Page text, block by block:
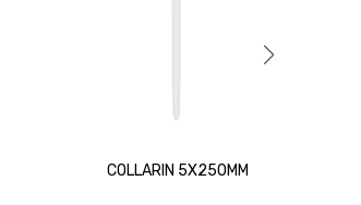
COLLARIN 5X250MM